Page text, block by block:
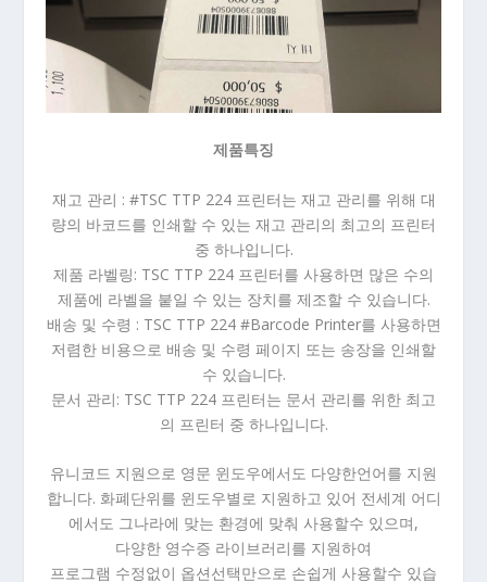
제품특징
재고 관리 : #TSC TTP 224 프린터는 재고 관리를 위해 대
량의 바코드를 인쇄할 수 있는 재고 관리의 최고의 프린터
중 하나입니다.
제품 라벨링: TSC TTP 224 프린터를 사용하면 많은 수의
제품에 라벨을 붙일 수 있는 장치를 제조할 수 있습니다.
배송 및 수령 : TSC TTP 224 #Barcode Printer를 사용하면
저렴한 비용으로 배송 및 수령 페이지 또는 송장을 인쇄할
수 있습니다.
문서 관리: TSC TTP 224 프린터는 문서 관리를 위한 최고
의 프린터 중 하나입니다.
유니코드 지원으로 영문 윈도우에서도 다양한언어를 지원
합니다. 화폐단위를 윈도우별로 지원하고 있어 전세계 어디
에서도 그나라에 맞는 환경에 맞춰 사용할수 있으며,
다양한 영수증 라이브러리를 지원하여
프로그램 수정없이 옵션선택만으로 손쉽게 사용할수 있습